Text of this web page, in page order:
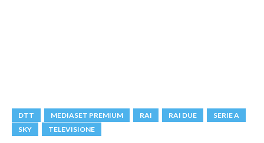
DTT MEDIASET PREMIUM RAI RAI DUE
SERIE A
SKY
TELEVISIONE